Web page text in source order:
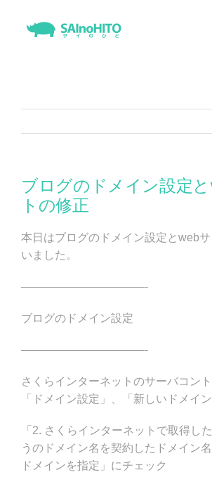
ブログのドメイン設定
トの修正
本日はブログのドメイン設定とweb
いました。
———————————-
ブログのドメイン設定
———————————-
さくらインターネットのサーバコント
「ドメイン設定」、「新しいドメイン
「2. さくらインターネットで取得し
うのドメイン名を契約したドメイン
ドメインを指定」にチェック